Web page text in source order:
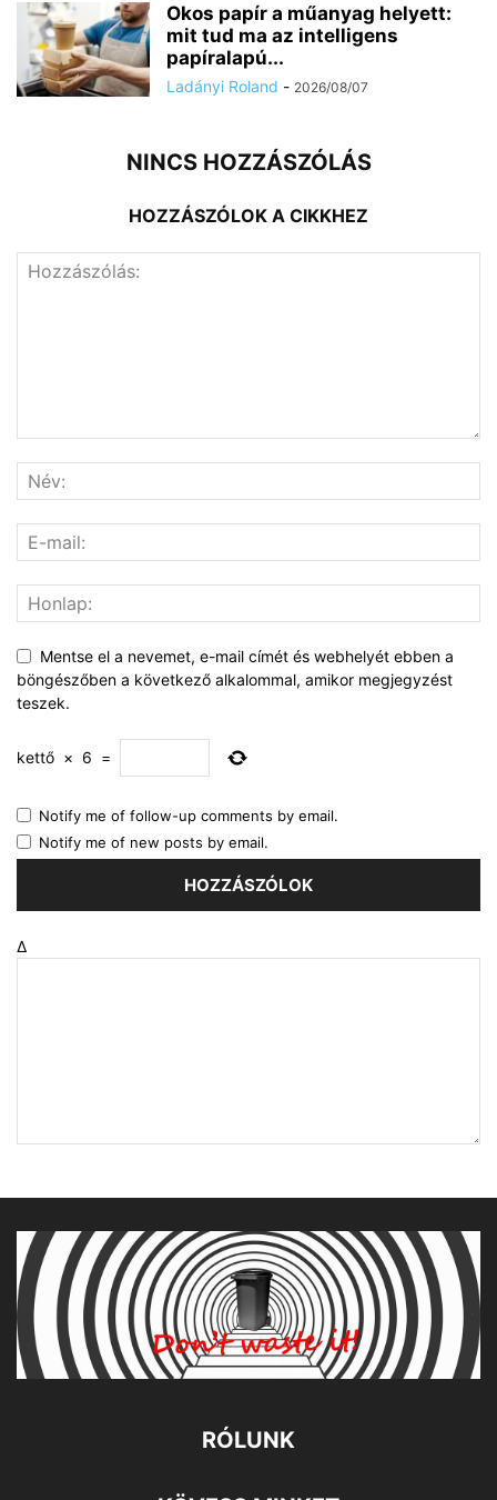
Okos papír a műanyag helyett:
mit tud ma az intelligens
papíralapú...
Ladányi Roland - 2026/08/07
NINCS HOZZÁSZÓLÁS
HOZZÁSZÓLOK A CIKKHEZ
Mentse el a nevemet, e-mail címét és webhelyét ebben a
böngészőben a következő alkalommal, amikor megjegyzést
teszek.
kettő × 6 =
Notify me of follow-up comments by email.
Notify me of new posts by email.
Δ
RÓLUNK